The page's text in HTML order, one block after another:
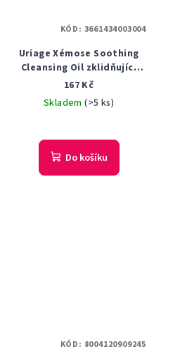
Uriage Xémose Soothing
Cleansing Oil zklidňující
čistící olej na obličej a tělo
200 ml
167 Kč
Skladem(>5 ks)
Do košíku
KÓD: 3661434003004
KÓD: 8004120909245